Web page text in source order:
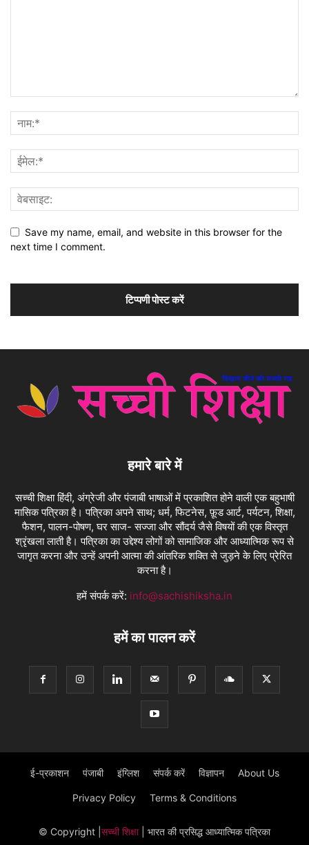
Save my name, email, and website in this browser for the
next time I comment.
हमारे बारे में
सच्ची शिक्षा हिंदी, अंग्रेजी और पंजाबी भाषाओं में प्रकाशित होने वाली एक बहुभाषी
मासिक पत्रिका है। पत्रिका अपने साथ; धर्म, फिटनेस, फ़ूड आर्ट, पर्यटन, शिक्षा,
फैशन, पालन-पोषण, घर साज- सज्जा और सौंदर्य जैसे विषयों की एक विस्तृत
श्रृंखला लाती है। पत्रिका का उद्देश्य लोगों को सामाजिक और आध्यात्मिक रूप से
जागृत करना और उन्हें अपनी आत्मा की आंतरिक शक्ति से जुड़ने के लिए प्रेरित
करना है।
हमें संपर्क करें: info@sachishiksha.in
हमें का पालन करें
ई-प्रकाशन पंजाबी इंग्लिश संपर्क करें विज्ञापन About Us
Privacy Policy Terms & Conditions
© Copyright सच्ची शिक्षा| भारत की प्रसिद्ध आध्यात्मिक पत्रिका